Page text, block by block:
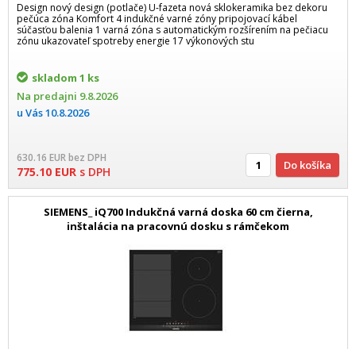
Design nový design (potlače) U-fazeta nová sklokeramika bez dekoru
pečúca zóna Komfort 4 indukčné varné zóny pripojovací kábel
súčasťou balenia 1 varná zóna s automatickým rozšírením na pečiacu
zónu ukazovateľ spotreby energie 17 výkonových stu
skladom 1 ks
Na predajni 9.8.2026
u Vás10.8.2026
630.16 EURbez DPH
775.10 EUR s DPH Do košíka
SIEMENS_ iQ700 Indukčná varná doska 60 cm čierna,
inštalácia na pracovnú dosku s rámčekom